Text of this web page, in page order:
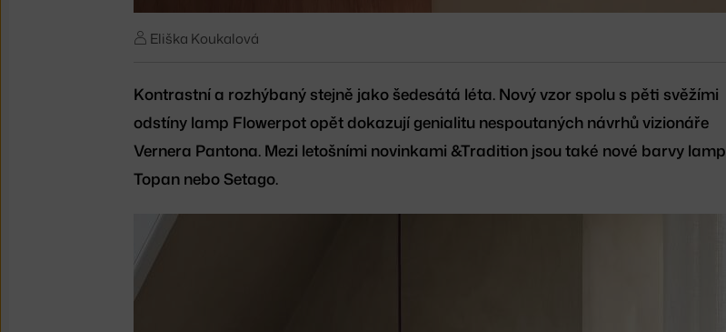
Eliška Koukalová
Kontrastní a rozhýbaný stejně jako šedesátá léta. Nový vzor spolu s pěti svěžími
odstíny lamp Flowerpot opět dokazují genialitu nespoutaných návrhů vizionáře
Vernera Pantona. Mezi letošními novinkami &Tradition jsou také nové barvy lamp
Topan nebo Setago.